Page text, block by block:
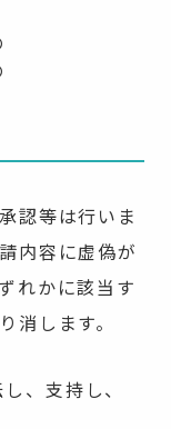
認等は行いま
内容に虚偽が
れかに該当す
消します。
、支持し、